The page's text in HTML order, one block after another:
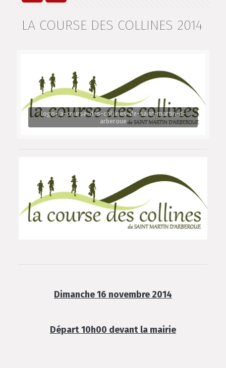
LA COURSE DES COLLINES 2014
logo-la-course-des-collines-de-saint-martin-d-
arberoue
Dimanche 16 novembre 2014
Départ 10h00 devant la mairie